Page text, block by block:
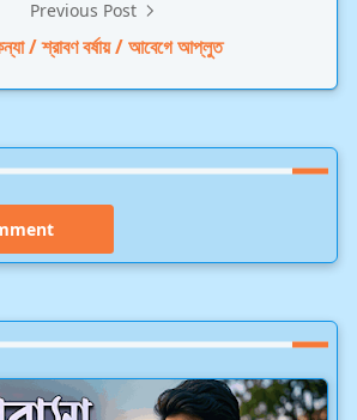
Previous Post
/ শ্রাবণ বর্ষায় / আবেগে আপ্লুত